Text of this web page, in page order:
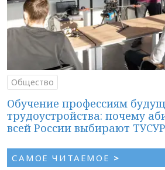
Общество
Обучение профессиям
трудоустройства: почему
всей России выбирают
САМОЕ ЧИТАЕМОЕ >